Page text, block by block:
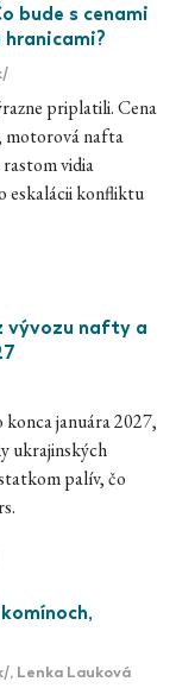
bude s cenami
priplatili. Cena
motorová nafta
vidia
eskalácii konfliktu
vývozu nafty a
januára 2027,
ukrajinských
palív, čo
, Lenka Lauková